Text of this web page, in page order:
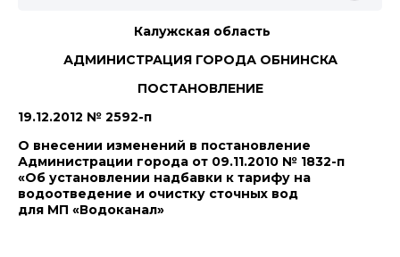
Калужская область
АДМИНИСТРАЦИЯ ГОРОДА ОБНИНСКА
ПОСТАНОВЛЕНИЕ
19.12.2012 № 2592-п
О внесении изменений в постановление
Администрации города от 09.11.2010 № 1832-п
«Об установлении надбавки к тарифу на
водоотведение и очистку сточных вод
для МП «Водоканал»